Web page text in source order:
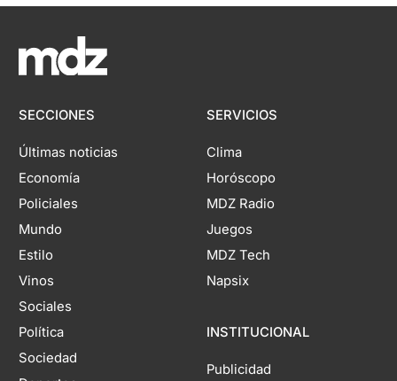
SECCIONES
Últimas noticias
Economía
Policiales
Mundo
Estilo
Vinos
Sociales
Política
Sociedad
SERVICIOS
Clima
Horóscopo
MDZ Radio
Juegos
MDZ Tech
Napsix
INSTITUCIONAL
Publicidad